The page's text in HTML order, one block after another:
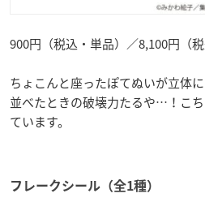
900円（税込・単品）／8,100円（
ちょこんと座ったぽてぬいが立体
並べたときの破壊力たるや…！こ
ています。
フレークシール（全1種）